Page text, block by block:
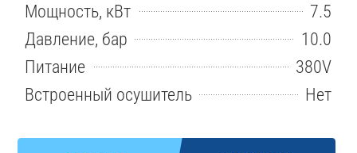
Мощность, кВт
7.5
Давление, бар
10.0
Питание
380V
Встроенный осушитель
Нет